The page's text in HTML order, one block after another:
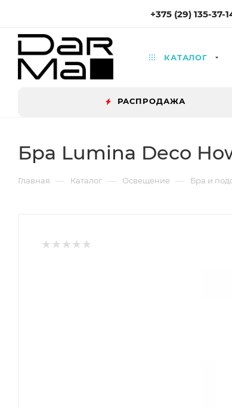
+375 (29) 135-37-
КАТАЛОГ
РАСПРОДАЖА
Бра Lumina Deco
Главная — Каталог — Освещение — Бра и